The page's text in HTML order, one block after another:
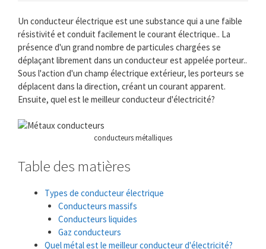
Un conducteur électrique est une substance qui a une faible
résistivité et conduit facilement le courant électrique.. La
présence d'un grand nombre de particules chargées se
déplaçant librement dans un conducteur est appelée porteur..
Sous l'action d'un champ électrique extérieur, les porteurs se
déplacent dans la direction, créant un courant apparent.
Ensuite, quel est le meilleur conducteur d'électricité?
conducteurs métalliques
Table des matières
Types de conducteur électrique
Conducteurs massifs
Conducteurs liquides
Gaz conducteurs
Quel métal est le meilleur conducteur d'électricité?